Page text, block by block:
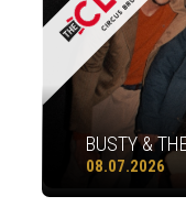
BUSTY &
08.07.2026